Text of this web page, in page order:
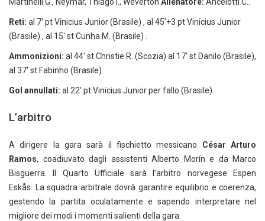
Reti: al 7′ pt Vinicius Junior (Brasile) , al 45’+3 pt Vinicius Junior
(Brasile) , al 15′ st Cunha M. (Brasile) .
Ammonizioni: al 44′ st Christie R. (Scozia) al 17′ st Danilo (Brasile),
al 37′ st Fabinho (Brasile).
Gol annullati: al 22′ pt Vinicius Junior per fallo (Brasile).
L’arbitro
A dirigere la gara sarà il fischietto messicano César Arturo
Ramos, coadiuvato dagli assistenti Alberto Morín e da Marco
Bisguerra. Il Quarto Ufficiale sarà l’arbitro norvegese Espen
Eskås. La squadra arbitrale dovrà garantire equilibrio e coerenza,
gestendo la partita oculatamente e sapendo interpretare nel
migliore dei modi i momenti salienti della gara.